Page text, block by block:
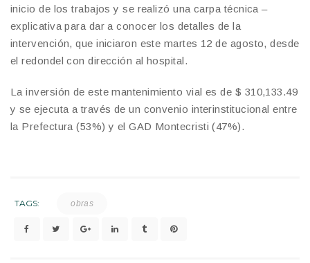
inicio de los trabajos y se realizó una carpa técnica –
explicativa para dar a conocer los detalles de la
intervención, que iniciaron este martes 12 de agosto, desde
el redondel con dirección al hospital.
La inversión de este mantenimiento vial es de $ 310,133.49
y se ejecuta a través de un convenio interinstitucional entre
la Prefectura (53%) y el GAD Montecristi (47%).
TAGS: obras